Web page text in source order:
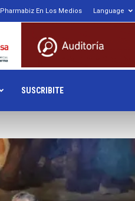
Pharmabiz En Los Medios Language
SUSCRIBITE